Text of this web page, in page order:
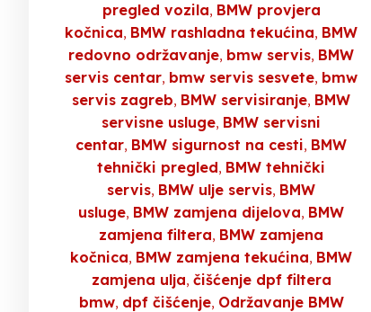
pregled vozila BMW provjera
kočnica BMW rashladna tekućina BMW
redovno održavanje bmw servis BMW
servis centar bmw servis sesvete bmw
servis zagreb BMW servisiranje BMW
servisne usluge BMW servisni
centar BMW sigurnost na cesti BMW
tehnički pregled BMW tehnički
servis BMW ulje servis BMW
usluge BMW zamjena dijelova BMW
zamjena filtera BMW zamjena
kočnica BMW zamjena tekućina BMW
zamjena ulja čišćenje dpf filtera
bmw dpf čišćenje Održavanje BMW